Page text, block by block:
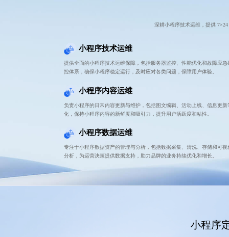
深耕小程序技术运维，提供
小程序技术运维
提供全面的小程序技术运维保障，包括服务器监控、性能优化和故障应
控体系，确保小程序稳定运行，及时应对各类问题，保障用户体验。
小程序内容运维
负责小程序的日常内容更新与维护，包括图文编辑、活动上线、信息更
化，保持小程序内容的新鲜度和吸引力，提升用户活跃度和粘性。
小程序数据运维
专注于小程序数据资产的管理与分析，包括数据采集、清洗、存储和可
分析，为运营决策提供数据支持，助力品牌的业务持续优化和增长。
小程序